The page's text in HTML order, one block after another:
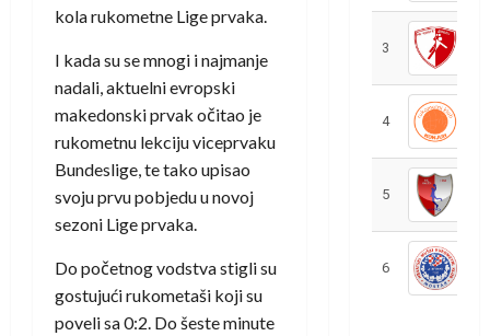
kola rukometne Lige prvaka.
I kada su se mnogi i najmanje
nadali, aktuelni evropski
makedonski prvak očitao je
rukometnu lekciju viceprvaku
Bundeslige, te tako upisao
svoju prvu pobjedu u novoj
sezoni Lige prvaka.
Do početnog vodstva stigli su
gostujući rukometaši koji su
poveli sa 0:2. Do šeste minute
3
4
5
6